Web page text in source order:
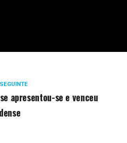
apresentou-se e venceu